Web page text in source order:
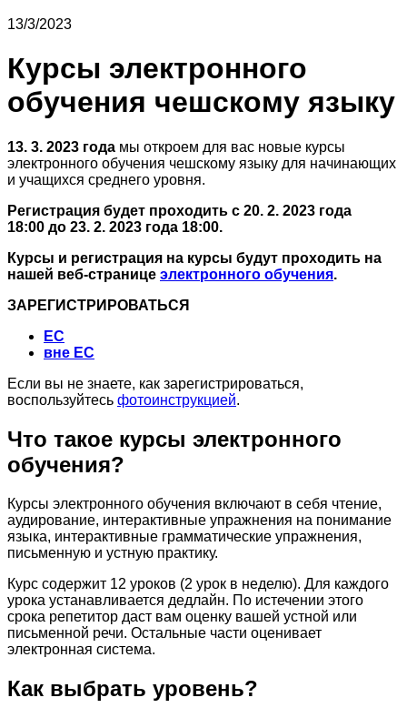
13/3/2023
Курсы электронного
обучения чешскому языку
13. 3. 2023 года мы откроем для вас новые курсы
электронного обучения чешскому языку для начинающих
и учащихся среднего уровня.
Регистрация будет проходить с 20. 2. 2023 года
18:00 до 23. 2. 2023 года 18:00.
Курсы и регистрация на курсы будут проходить на
нашей веб-странице электронного обучения.
ЗАРЕГИСТРИРОВАТЬСЯ
ЕС
вне ЕС
Если вы не знаете, как зарегистрироваться,
воспользуйтесь фотоинструкцией.
Что такое курсы электронного
обучения?
Курсы электронного обучения включают в себя чтение,
аудирование, интерактивные упражнения на понимание
языка, интерактивные грамматические упражнения,
письменную и устную практику.
Курс содержит 12 уроков (2 урок в неделю). Для каждого
урока устанавливается дедлайн. По истечении этого
срока репетитор даст вам оценку вашей устной или
письменной речи. Остальные части оценивает
электронная система.
Как выбрать уровень?